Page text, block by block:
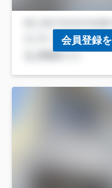
会員登録